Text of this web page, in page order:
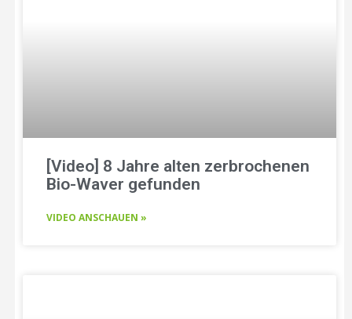
[Video] 8 Jahre alten zerbrochenen
Bio-Waver gefunden
VIDEO ANSCHAUEN »